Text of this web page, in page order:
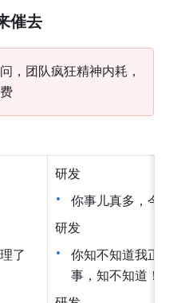
催去
，团队疯狂精神内耗，
了
研发
你事儿真多，今
研发
你知不知道我正
事，知不知道！